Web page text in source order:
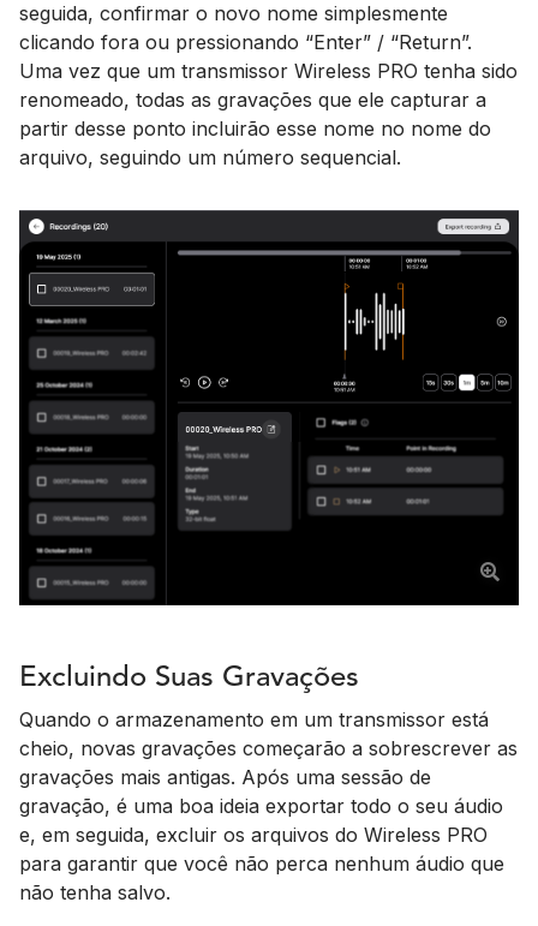
seguida, confirmar o novo nome simplesmente
clicando fora ou pressionando “Enter” / “Return”.
Uma vez que um transmissor Wireless PRO tenha sido
renomeado, todas as gravações que ele capturar a
partir desse ponto incluirão esse nome no nome do
arquivo, seguindo um número sequencial.
Excluindo Suas Gravações
Quando o armazenamento em um transmissor está
cheio, novas gravações começarão a sobrescrever as
gravações mais antigas. Após uma sessão de
gravação, é uma boa ideia exportar todo o seu áudio
e, em seguida, excluir os arquivos do Wireless PRO
para garantir que você não perca nenhum áudio que
não tenha salvo.